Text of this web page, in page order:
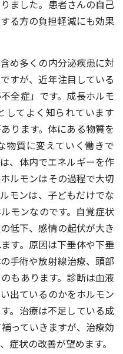
ました。患者さんの自己
る方の負担軽減にも効果
め多くの内分泌疾患に対
すが、近年注目している
全症」です。成長ホルモ
してよく知られています
ります。体にある物質を
物質に変えていく働きで
、体内でエネルギーを作
ルモンはその過程で大切
モンは、子どもだけでな
モンなのです。自覚症状
低下、感情の起伏が大き
す。原因は下垂体や下垂
手術や放射線治療、頭部
もあります。診断は血液
出ているのかをホルモン
。治療は不足している成
っていきますが、治療効
症状の改善が望めます。